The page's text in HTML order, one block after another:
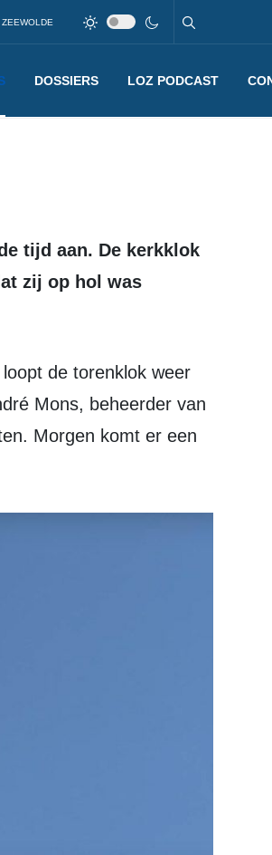
DOSSIERS LOZ PODCAST
zij op hol was
Mons, beheerder van
Morgen komt er een